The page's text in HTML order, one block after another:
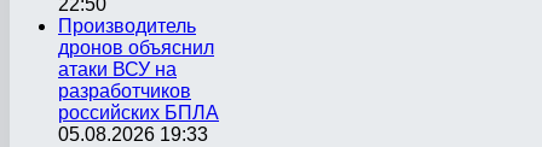
22:50
Производитель
дронов объяснил
атаки ВСУ на
разработчиков
российских БПЛА
05.08.2026 19:33